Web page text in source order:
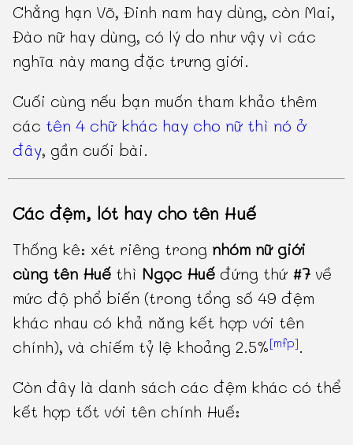
Chẳng hạn Võ, Đinh nam hay dùng, còn Mai,
Đào nữ hay dùng, có lý do như vậy vì các
nghĩa này mang đặc trưng giới.
Cuối cùng nếu bạn muốn tham khảo thêm
các tên 4 chữ khác hay cho nữ thì nó ở
đây, gần cuối bài.
Các đệm, lót hay cho tên Huế
Thống kê: xét riêng trong nhóm nữ giới
cùng tên Huế thì Ngọc Huế đứng thứ #7 về
mức độ phổ biến (trong tổng số 49 đệm
khác nhau có khả năng kết hợp với tên
chính), và chiếm tỷ lệ khoảng 2.5%[mfp].
Còn đây là danh sách các đệm khác có thể
kết hợp tốt với tên chính Huế: